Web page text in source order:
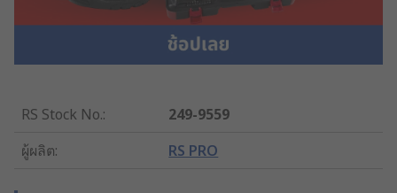
RS Stock No.:
249-9559
ผู้ผลิต: RS PRO